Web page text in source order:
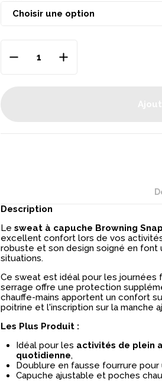
Description
Le sweat à capuche Browning
excellent confort lors de vos
robuste et son design soigné en font
situations.
Ce sweat est idéal pour les journées
serrage offre une protection
chauffe-mains apportent un confort
poitrine et l'inscription sur la manche
Les Plus Produit :
Idéal pour les activités de plein
quotidienne,
Doublure en fausse fourrure pour
Capuche ajustable et poches